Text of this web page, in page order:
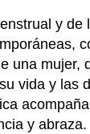
y de
una mujer,
vida y las
y abraza.